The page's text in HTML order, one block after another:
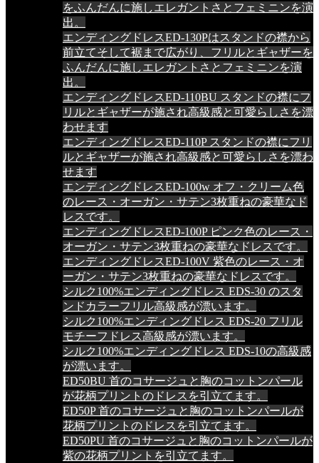
をふんだんに施しエレガントさとフェミニンを演
出。
エンディングドレスED-130Pはスタンドの襟から
前立てそして裾まで広がり、フリルとギャザーを
ふんだんに施しエレガントさとフェミニンを演
出。
エンディングドレスED-110BU スタンドの襟にフ
リルとギャザーが施され高級感と可愛らしさを漂
わせます
エンディングドレスED-110P スタンドの襟にフリ
ルとギャザーが施され高級感と可愛らしさを漂わ
せます
エンディングドレスED-100w オフ・クリーム色
のレース・オーガン・サテン3枚重ねの豪華なド
レスです。
エンディングドレスED-100P ピンク色のレース・
オーガン・サテン3枚重ねの豪華なドレスです。
エンディングドレスED-100V 紫色のレース・オ
ーガン・サテン3枚重ねの豪華なドレスです。
シルク100%エンディングドレス EDS-30 のスタ
ンドカラーフリル高級感が漂います。
シルク100%エンディングドレス EDS-20 フリル
モチーフドレス高級感が漂います。
シルク100%エンディングドレス EDS-10の高級感
が漂います。
ED50BU 首のコサージュと胸のコットンパール
が花柄プリントのドレスを引立てます。
ED50P 首のコサージュと胸のコットンパールが
花柄プリントのドレスを引立てます。
ED50PU 首のコサージュと胸のコットンパールが
紫の花柄プリントを引立てます。